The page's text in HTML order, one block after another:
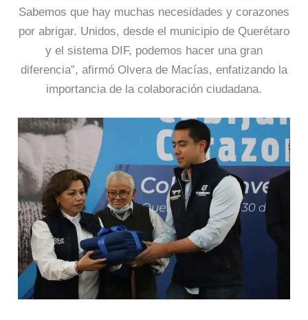
Sabemos que hay muchas necesidades y corazones
por abrigar. Unidos, desde el municipio de Querétaro
y el sistema DIF, podemos hacer una gran
diferencia”, afirmó Olvera de Macías, enfatizando la
importancia de la colaboración ciudadana.